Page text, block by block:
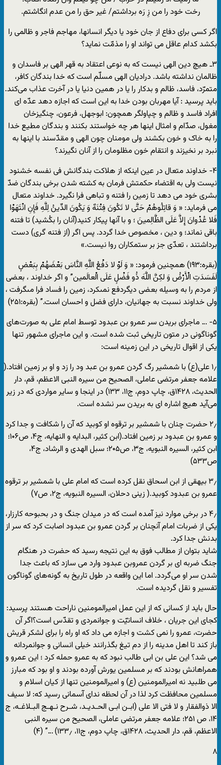
رخت خود را من زِ رَه برداشتم/ غیر حق را من عدم انگاشتم.
اگر کسی برای دفاع از جان خود یا دیگر انسانها، مهاجم فاجر و ظالمی را
بکشد کدام عاقل می تواند او را مذمّت نماید؟
۳ـ هیچ دین الهی نیست که به نوعی اعتقاد به قهر الهی بر فاسدان و
ظالمان نداشته باشد. درادیان الهی مسلّم است که خدا بندگان کافر،
متمرّد، فاسد، ظالم و بدکار را یا در همین دنیا یا در آخرت عذاب می‌کند.
باید پرسید : آیا مهربان بودن خدا به این است که اجازه دهد عدّه ای
افراد فاسد و ظالم و چپاولگر همچون: ابوجهل، فرعون، چنگیزخان
مغول، صدّام و امثال اینها هر چه خواستند بکنند و بندگان مطیع خدا
را به خاک و خون بکشند ولی مومنان چون الهی و مقدّسند با اینها به
نبرد بر نخیزند و انتقام خون مظلومان را از آنان نگیرند؟
۴- خداوند متعال در عین اینکه از هلاکت بندگانش فی نفسه خشنود
نیست ولی به اقتضاء حکمتش فرمان به کشته شدن برخی بندگان ضدّ
بشری خود می دهد تا زمین را فتنه و تباهی فرا نگیرد. خداوند متعال
می فرماید: « وَ قاتِلُوهُمْ حَتَّى لا تَکُونَ فِتْنَهٌ وَ یَکُونَ الدِّینُ لِلَّهِ فَإِنِ انْتَهَوْا
فَلا عُدْوانَ إِلاَّ عَلَى الظَّالِمینَ ؛ و با آنها پیکار کنید(آنان را بکُشید) تا فتنه
باقى نماند؛ و دین ، مخصوص خدا گردد. پس اگر (از فتنه گری) دست
برداشتند ، تعدّى جز بر ستمکاران روا نیست.»
(بقره:۱۹۳) همچنین فرمود: « وَ لَوْ لا دَفْعُ اللَّهِ النَّاسَ بَعْضَهُمْ بِبَعْضٍ
لَفَسَدَتِ الْأَرْضُ وَ لکِنَّ اللَّهَ ذُو فَضْلٍ عَلَى الْعالَمین” و اگر خداوند ، بعضى
از مردم را به وسیله بعضى دیگردفع نمى‏کرد، زمین را فساد فرا مى‏گرفت ،
ولى خداوند نسبت به جهانیان، دارای فضل و احسان است.” (بقره:۲۵۱)
۵- … ماجرای بریدن سر عمرو بن عبدود توسط امام علی به صورت‌های
گوناگونی در متون تاریخی ثبت شده است. و این ماجرای مشهور تنها
یکی از اقوال تاریخی در این زمینه است:
۱٫ علی(ع) با شمشیر رگ گردن عمرو بن عبد ود را زد و او بر زمین افتاد.(
علامه جعفر مرتضی عاملی، الصحیح من سیره النبی الاعظم، قم، دار
الحدیث، ۱۴۲۸ق، چاپ دوم، ج۱۱، ۱۳۳) در اینجا و سایر مواردی که در زیر
می‌آید هیچ اشاره ای به بریدن سر نشده است.
۲٫ حضرت چنان با شمشیر بر ترقوه او کوبید که آن را شکافت و جدا کرد
و عمرو بن عبدود بر زمین افتاد.(ابن کثیر، البدایه و النهایه، ج۴، ص۱۰۶؛
ابن کثیر، السیره النبویه، ج۳، ص۲۰۵؛ سبل الهدی و الرشاد، ج۴،
ص۵۳۳)
۳٫ بیهقی از ابن اسحاق نقل کرده است که امام علی با شمشیر بر ترقوه
عمرو بن عبدود کوبید.( زینی دحلان، السیره النبویه، ج۲، ص۷)
۴٫ در برخی موارد نیز آمده است که در میدان جنگ و در بحبوحه کارزار،
یکی از ضربات امام آنچنان بر گردن عمرو بن عبدود اصابت کرد که سر از
بدنش جدا کرد.
شاید بتوان از مطالب فوق به این نتیجه رسید که حضرت در هنگام
جنگ ضربه ای بر گردن عمروبن عبدود وارد می سازد که باعث جدا
شدن سر او می‌گردد. اما این واقعه در طول تاریخ به گونه‌های گوناگون
تفسیر و نقل ‌گردیده است.
حال باید از کسانی که از این عمل امیرالمومنین ناراحت هستند پرسید:
کجای این جریان ، خلاف انسانیّت و جوانمردی و تقدّس است؟اگر آن
حضرت، عمرو را نمی کشت و اجازه می داد که او راه را برای لشکر قریش
باز کند تا اهل مدینه را از دم تیغ بگذرانند خیلی انسانی و جوانمردانه
می شد؟ این علی بن ابی طالب نبود که به عمرو حمله کرد ؛ این عمرو و
همراهانش بودند که بر مسلمین یورش آورده بودند و او بود که مبارز
می طلبید نه امیرالمومنین (ع) و امیرالمومنین تنها از کیان اسلام و
مسلمین محافظت کرد لذا در آن لحظه ندای آسمانی رسید که: لا سیف
الا ذوالفقار و لا فتی الا علی (ابـن ابـى الحـدیـد، شـرح نـهـج البـلاغـه، ج
۱۴، ص ۲۵۱؛ علامه جعفر مرتضی عاملی، الصحیح من سیره النبی
الاعظم، قم، دار الحدیث، ۱۴۲۸ق، چاپ دوم، ج۱۱، ۱۳۳٫) …” (۴)
۸